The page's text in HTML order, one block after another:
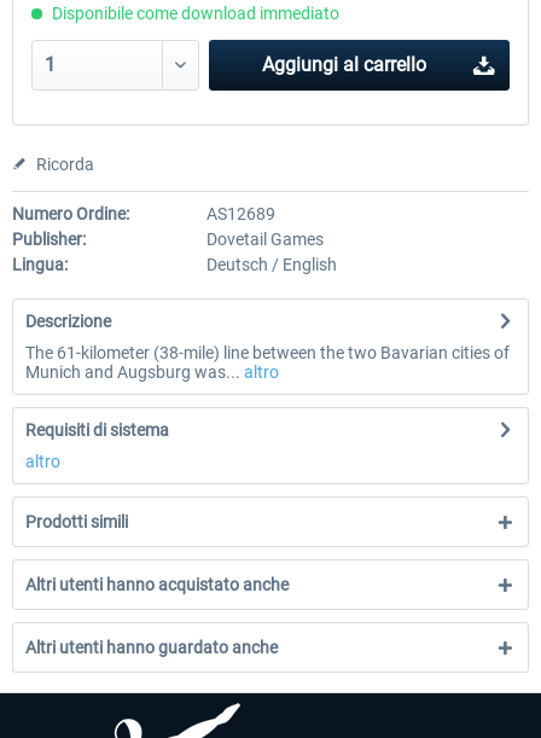
Disponibile come download immediato
Aggiungi al carrello
Ricorda
Numero Ordine:
AS12689
Publisher:
Dovetail Games
Lingua:
Deutsch / English
Descrizione
The 61-kilometer (38-mile) line between the two Bavarian cities of
Munich and Augsburg was... altro
Requisiti di sistema
altro
Prodotti simili
Altri utenti hanno acquistato anche
Altri utenti hanno guardato anche